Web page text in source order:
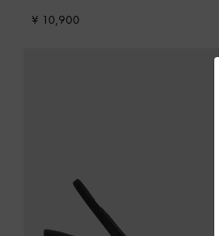
¥ 10,900